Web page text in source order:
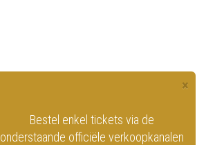
×
Bestel enkel tickets via de
onderstaande officiële verkoopkanalen